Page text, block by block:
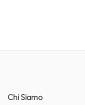
Chi Siamo